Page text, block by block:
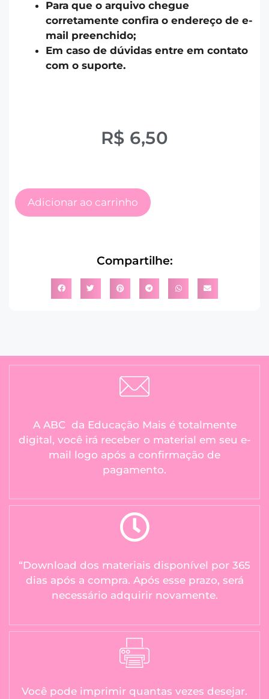
Para que o arquivo chegue
corretamente confira o endereço de e-
mail preenchido;
Em caso de dúvidas entre em contato
com o suporte.
R$ 6,50
Adicionar ao carrinho
Compartilhe:
A ABC da Educação Mais é totalmente
digital, você irá receber o material em seu e-
mail logo após a confirmação de
pagamento.
“Download dos materiais disponível por 365
dias após a compra. Após esse prazo, será
necessário adquirir novamente.
Você pode imprimir quantas vezes desejar.